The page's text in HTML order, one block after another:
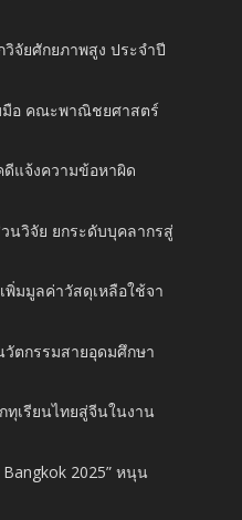
จัยศักยภาพสูง ประจำปี
มือ คณะพาณิชยศาสตร์
แจ้งความข้อหาผิด
นวิจัย ยกระดับบุคลากรสู่
พิ่มมูลค่าวัสดุเหลือใช้จา
ตกรรมสายอุดมศึกษา
ทุเรียนไทยสู่จีนในงาน
Bangkok 2025” หนุน